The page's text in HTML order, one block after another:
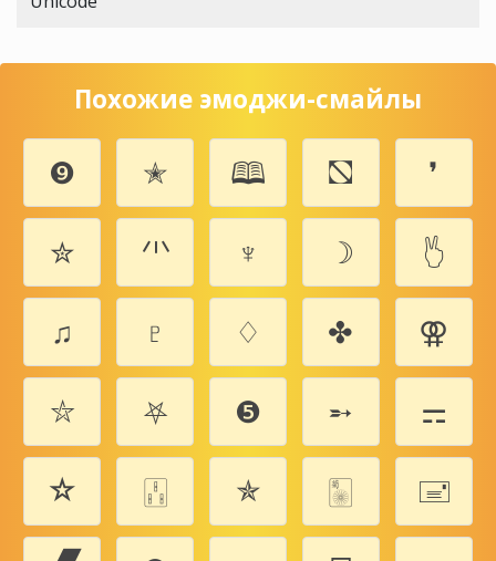
Похожие эмоджи-смайлы
❾ ✭ 🕮 ⛞
❜
✮
🗥 ♆ ☽
🖔
♫
♇ ♢ ✤
⚢
⛦
⛧ ❺ ➵
⚎
☆
🀒 ✯ 🀥
🖃